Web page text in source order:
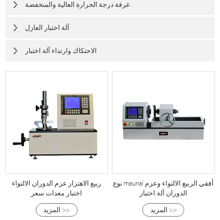
غرفة درجة الحرارة العالية والمنخفضة
آلة اختبار العازل
الاحتكاك وارتداء آلة اختبار
ربيع الاهتزاز عزم الدوران الالتواء
اختبار معدات سعر
المزيد >>
نوع maunal أفقي الربيع الالتواء وعزم
الدوران آلة اختبار
المزيد >>